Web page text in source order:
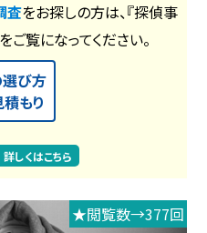
査をお探しの方は、『探偵事
覧になってください。
び方
もり
詳しくはこちら
★閲覧数→377回